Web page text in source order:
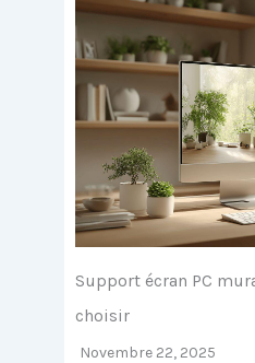
Support écran PC
choisir
Novembre 22, 2025